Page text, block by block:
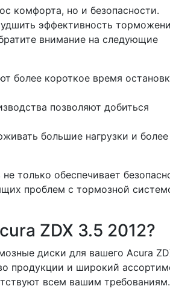
комфорта, но и безопасности.
эффективность
внимание на следующие
более короткое время
позволяют добиться
большие нагрузки и более
только обеспечивает
проблем с тормозной
ZDX 3.5 2012?
диски для вашего Acura
продукции и широкий
всем вашим